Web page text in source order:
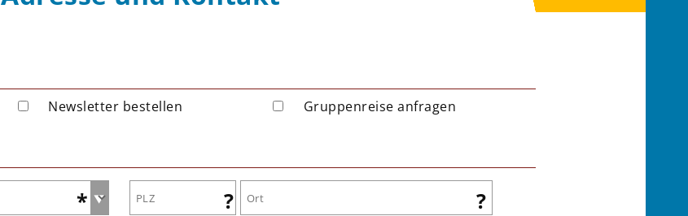
Newsletter bestellen Gruppenreise anfragen